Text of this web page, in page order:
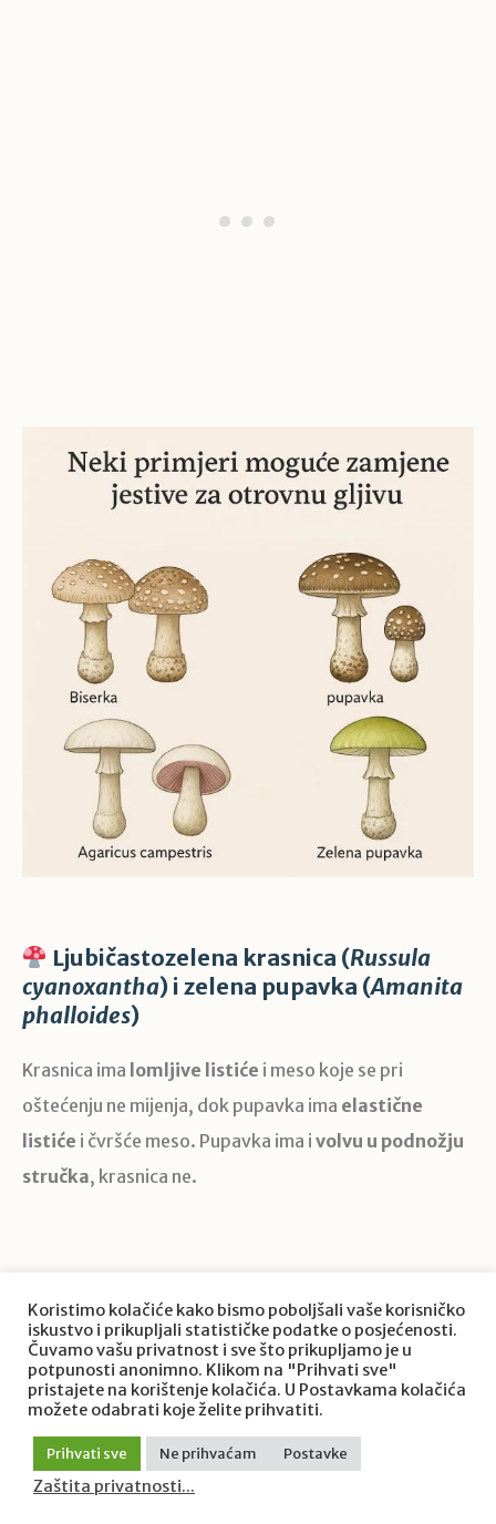
Ljubičastozelena krasnica (Russula
cyanoxantha) i zelena pupavka (Amanita
phalloides)
Krasnica ima lomljive listiće i meso koje se pri
oštećenju ne mijenja, dok pupavka ima elastične
listiće i čvršće meso. Pupavka ima i volvu u podnožju
stručka, krasnica ne.
Koristimo kolačiće kako bismo poboljšali vaše korisničko
iskustvo i prikupljali statističke podatke o posjećenosti.
Čuvamo vašu privatnost i sve što prikupljamo je u
potpunosti anonimno. Klikom na "Prihvati sve"
pristajete na korištenje kolačića. U Postavkama kolačića
možete odabrati koje želite prihvatiti.
Prihvati sve Ne prihvaćam Postavke
Zaštita privatnosti...